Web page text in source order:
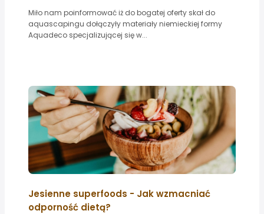
Miło nam poinformować iż do bogatej oferty skał do
aquascapingu dołączyły materiały niemieckiej formy
Aquadeco specjalizującej się w...
Jesienne superfoods - Jak wzmacniać
odporność dietą?